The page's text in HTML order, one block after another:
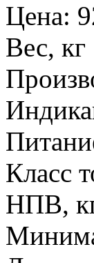
Цена:
Вес, кг
Класс
НПВ,